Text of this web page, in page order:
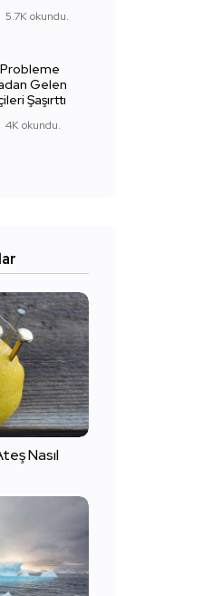
5.7K okundu.
Probleme
Gelen
Şaşırttı
4K okundu.
Nasıl